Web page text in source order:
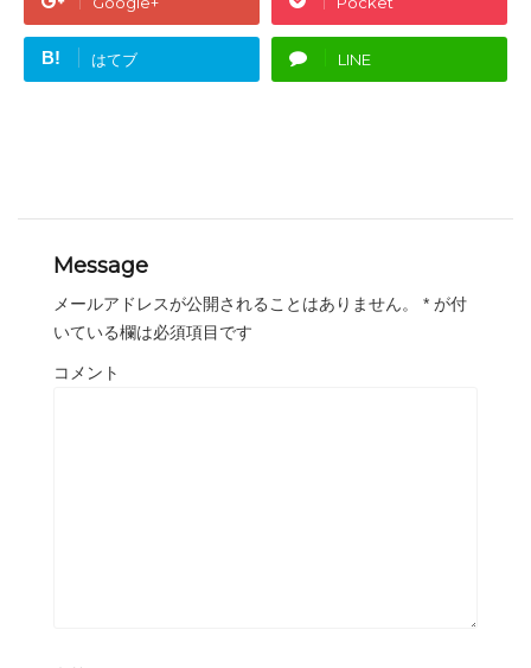
B! はてブ LINE
Message
メールアドレスが公開されることはありません。 * が付
いている欄は必須項目です
コメント